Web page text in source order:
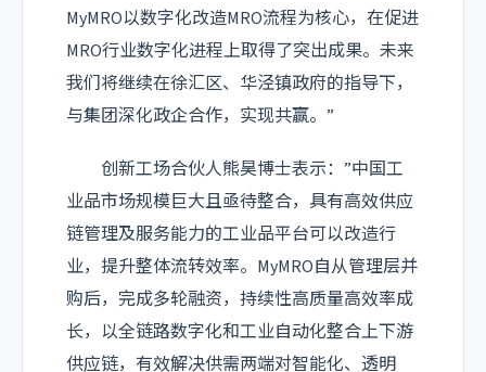
MyMRO以数字化改造MRO流程为核心，在促进
MRO行业数字化进程上取得了突出成果。未来
我们将继续在徐汇区、华泾镇政府的指导下，
与集团深化政企合作，实现共赢。”
创新工场合伙人熊昊博士表示：”中国工
业品市场规模巨大且亟待整合，具有高效供应
链管理及服务能力的工业品平台可以改造行
业，提升整体流转效率。MyMRO自从管理层并
购后，完成多轮融资，持续性高质量高效率成
长，以全链路数字化和工业自动化整合上下游
供应链，有效解决供需两端对智能化、透明